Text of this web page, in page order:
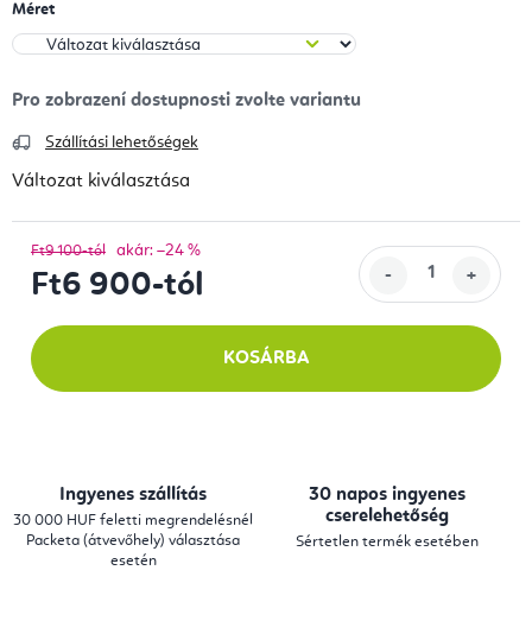
Méret
Szállítási lehetőségek
Változat kiválasztása
Ft9 100-tól akár: –24 %
Ft6 900-tól
KOSÁRBA
Ingyenes szállítás
30 000 HUF feletti megrendelésnél
Packeta (átvevőhely) választása
esetén
30 napos ingyenes
cserelehetőség
Sértetlen termék esetében